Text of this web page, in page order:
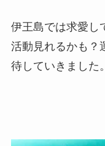
伊王島では求愛し
活動見れるかも？
待していきました。